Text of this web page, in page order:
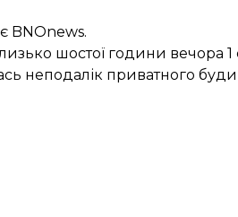
BNOnews.
шостої години вечора
неподалік приватного